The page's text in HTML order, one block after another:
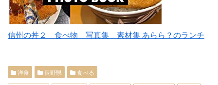
信州の丼２ 食べ物 写真集 素材集 あらら？のランチ
洋食 長野県 食べる